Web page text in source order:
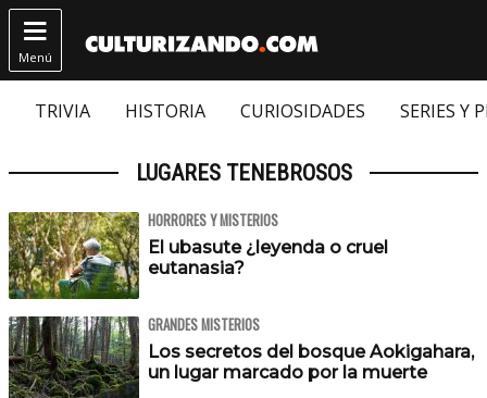

Menú
TRIVIA HISTORIA CURIOSIDADES SERIES Y
LUGARES TENEBROSOS
HORRORES Y MISTERIOS
El ubasute ¿leyenda o cruel
eutanasia?
GRANDES MISTERIOS
Los secretos del bosque Aokigahara,
un lugar marcado por la muerte